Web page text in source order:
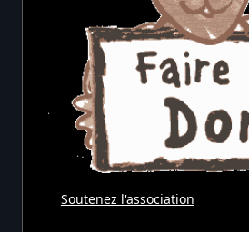
Soutenez l'association